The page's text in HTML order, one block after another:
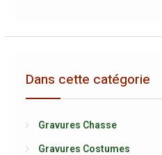
Dans cette catégorie
Gravures Chasse
Gravures Costumes